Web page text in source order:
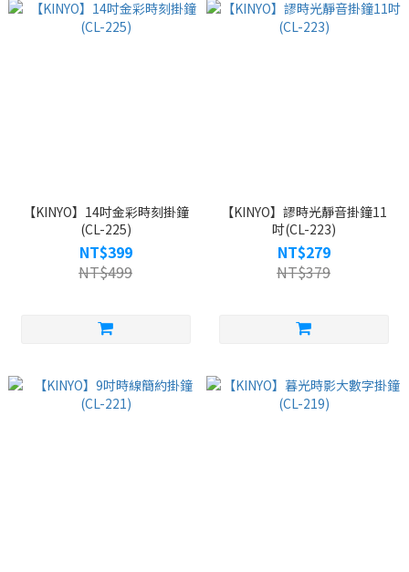
【KINYO】14吋金彩時刻掛鐘
(CL-225)
NT$399
NT$499
【KINYO】謬時光靜音掛鐘11
吋(CL-223)
NT$279
NT$379